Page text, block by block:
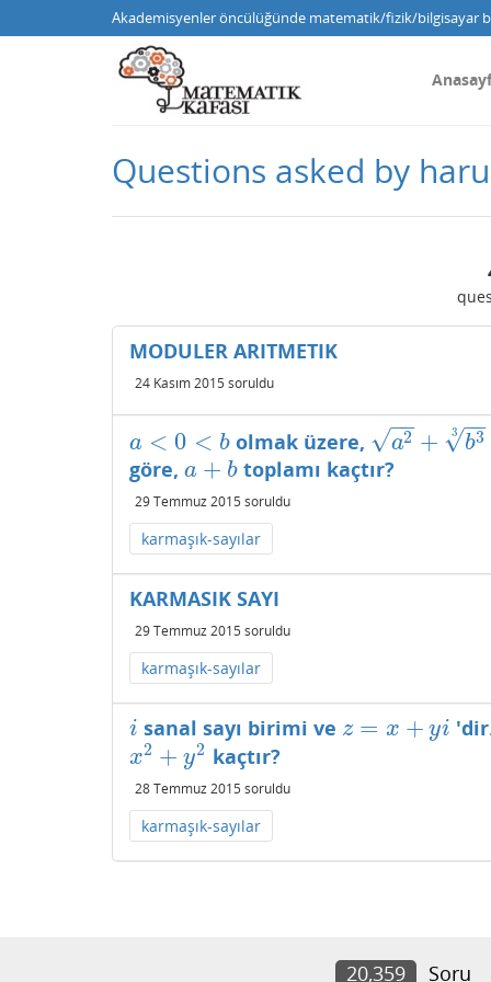
Akademisyenler öncülüğünde matematik/fizik/bilgisayar
Questions asked by
MODULER ARITMETIK
24 Kasım 2015 soruldu
a < 0 < b
a< 0< b olmak üzere, a2
−−
√ + b3
−
−
√
3
a2+b 33+2a−b
göre, a + b
a+b toplamı kaçtır?
29 Temmuz 2015 soruldu
karmaşık-sayılar
KARMASIK SAYI
29 Temmuz 2015 soruldu
karmaşık-sayılar
i
i sanal sayı birimi ve z = x + yi
z=x+ yi
x2 + y2
x2+y2 kaçtır?
28 Temmuz 2015 soruldu
karmaşık-sayılar
20,359 Soru